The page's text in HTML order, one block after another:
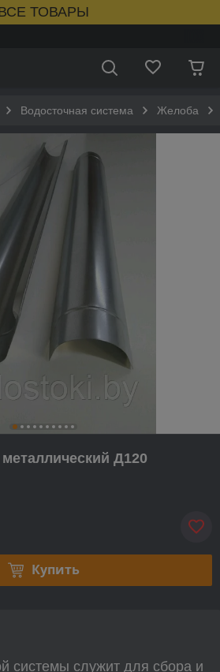
ТОВАРЫ
Водосточная система Желоба
Д120
Купить
системы служит для сбора и